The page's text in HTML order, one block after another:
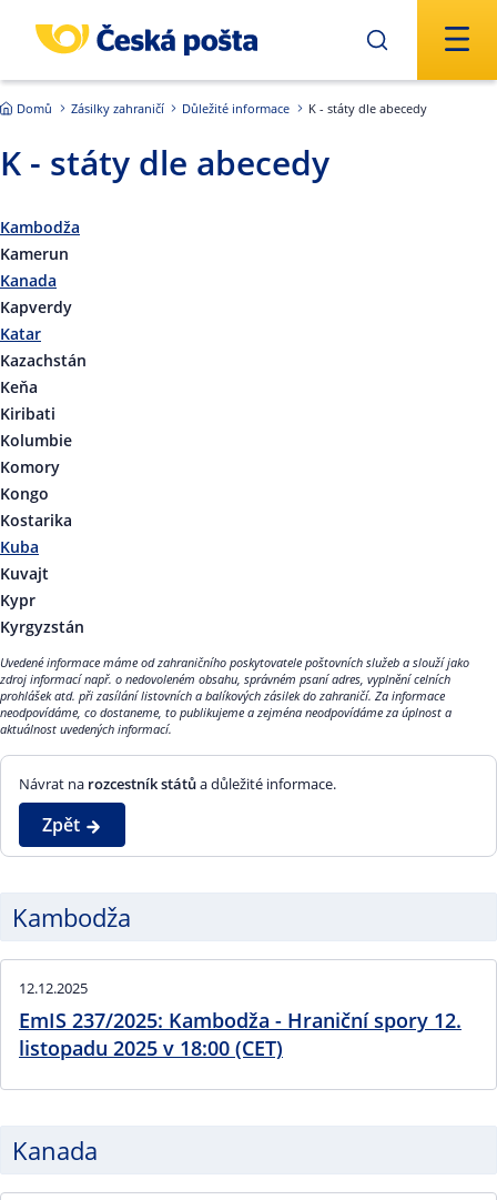
Domů Zásilky zahraničí Důležité informace K - státy dle abecedy
K - státy dle abecedy
Kambodža
Kamerun
Kanada
Kapverdy
Katar
Kazachstán
Keňa
Kiribati
Kolumbie
Komory
Kongo
Kostarika
Kuba
Kuvajt
Kypr
Kyrgyzstán
Uvedené informace máme od zahraničního poskytovatele poštovních služeb a slouží jako
zdroj informací např. o nedovoleném obsahu, správném psaní adres, vyplnění celních
prohlášek atd. při zasílání listovních a balíkových zásilek do zahraničí. Za informace
neodpovídáme, co dostaneme, to publikujeme a zejména neodpovídáme za úplnost a
aktuálnost uvedených informací.
Návrat na rozcestník státůa důležité informace.
Zpět
Kambodža
12.12.2025
EmIS 237/2025: Kambodža - Hraniční spory 12.
listopadu 2025 v 18:00 (CET)
Kanada